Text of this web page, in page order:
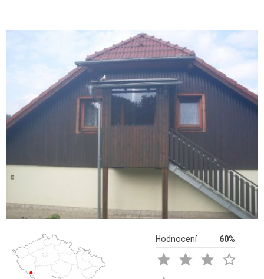
Hodnocení 60%
   